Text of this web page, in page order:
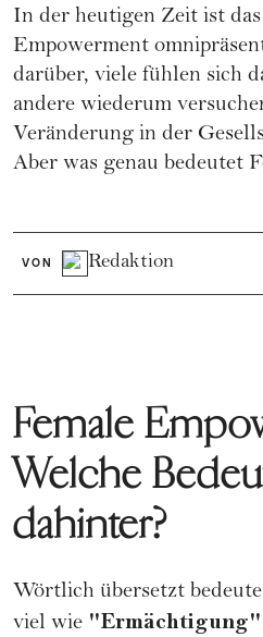
In der heutigen Zeit ist
Empowerment
darüber, viele fühlen sich
andere wiederum
Veränderung in der
Aber was genau bedeutet
VON Redaktion
Female
Welche
dahinter?
Wörtlich übersetzt
viel wie "Ermächtigung"